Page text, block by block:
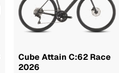
Cube Attain C:62 Race
2026